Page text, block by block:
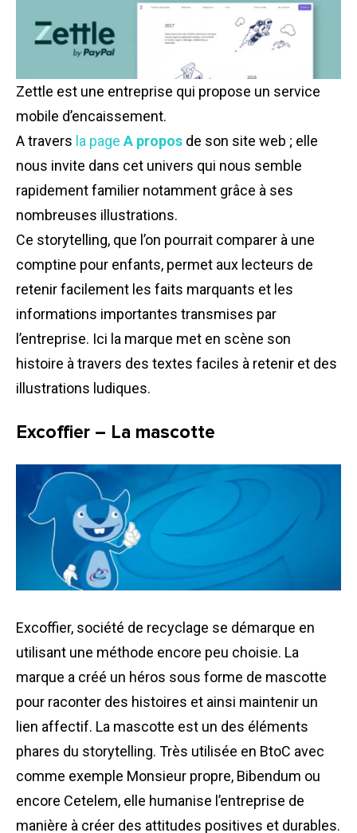
Zettle est une entreprise qui propose un service
mobile d’encaissement.
A travers la page A propos de son site web ; elle
nous invite dans cet univers qui nous semble
rapidement familier notamment grâce à ses
nombreuses illustrations.
Ce storytelling, que l’on pourrait comparer à une
comptine pour enfants, permet aux lecteurs de
retenir facilement les faits marquants et les
informations importantes transmises par
l’entreprise. Ici la marque met en scène son
histoire à travers des textes faciles à retenir et des
illustrations ludiques.
Excoffier – La mascotte
Excoffier, société de recyclage se démarque en
utilisant une méthode encore peu choisie. La
marque a créé un héros sous forme de mascotte
pour raconter des histoires et ainsi maintenir un
lien affectif. La mascotte est un des éléments
phares du storytelling. Très utilisée en BtoC avec
comme exemple Monsieur propre, Bibendum ou
encore Cetelem, elle humanise l’entreprise de
manière à créer des attitudes positives et durables.